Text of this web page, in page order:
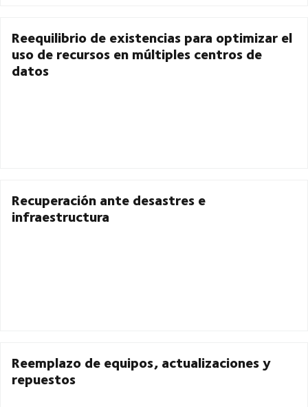
Reequilibrio de existencias para optimizar el
uso de recursos en múltiples centros de
datos
Recuperación ante desastres e
infraestructura
Reemplazo de equipos, actualizaciones y
repuestos